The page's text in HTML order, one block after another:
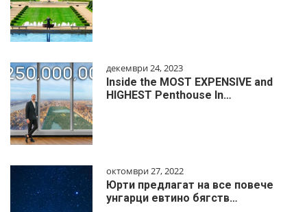
декември 24, 2023
Inside the MOST EXPENSIVE and
HIGHEST Penthouse In…
октомври 27, 2022
Юрти предлагат на все повече
унгарци евтино бягств…